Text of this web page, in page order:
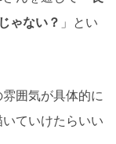
ゃない？ 」とい
囲気が具体的に
ていけたらいい